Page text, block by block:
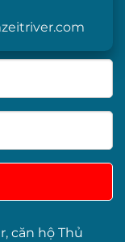
, căn hộ Thủ